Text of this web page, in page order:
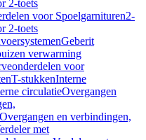
2-toets
voor Spoelgarnituren2-
2-toets
Geberit
verwarming
voor
T-stukkenInterne
circulatieOvergangen
en verbindingen,
met